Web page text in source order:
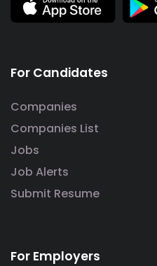
For Candidates
Companies
Companies List
Jobs
Job Alerts
Submit Resume
For Employers